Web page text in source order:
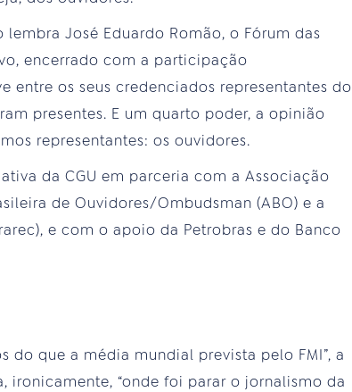
José Eduardo Romão, o Fórum das
encerrado com a participação
entre os seus credenciados representantes do
presentes. E um quarto poder, a opinião
representantes: os ouvidores.
da CGU em parceria com a Associação
de Ouvidores/Ombudsman (ABO) e a
e com o apoio da Petrobras e do Banco
que a média mundial prevista pelo FMI”, a
ironicamente, “onde foi parar o jornalismo da